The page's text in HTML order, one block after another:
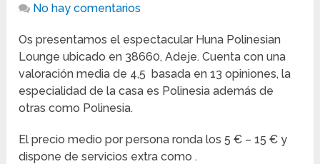
No hay comentarios
Os presentamos el espectacular Huna Polinesian
Lounge ubicado en 38660, Adeje. Cuenta con una
valoración media de 4,5 basada en 13 opiniones, la
especialidad de la casa es Polinesia además de
otras como Polinesia.
El precio medio por persona ronda los 5 € – 15 € y
dispone de servicios extra como .